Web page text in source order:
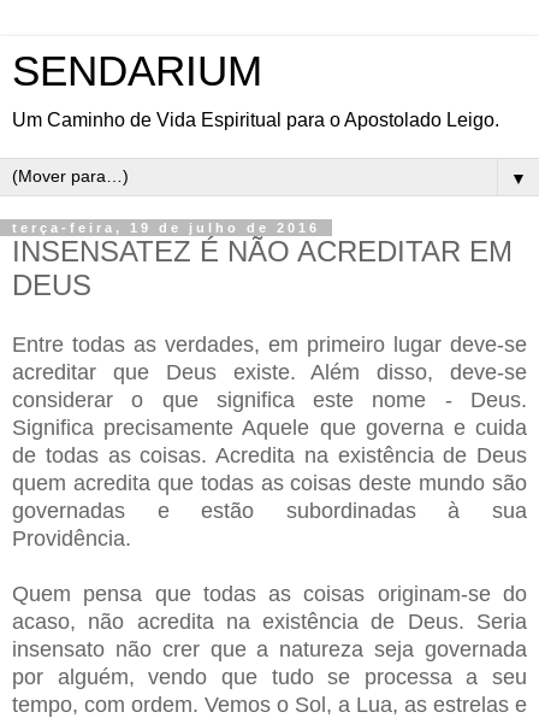
SENDARIUM
Um Caminho de Vida Espiritual para o Apostolado Leigo.
▼
terça-feira, 19 de julho de 2016
INSENSATEZ É NÃO ACREDITAR EM
DEUS
Entre todas as verdades, em primeiro lugar deve-se
acreditar que Deus existe. Além disso, deve-se
considerar o que significa este nome - Deus.
Significa precisamente Aquele que governa e cuida
de todas as coisas. Acredita na existência de Deus
quem acredita que todas as coisas deste mundo são
governadas e estão subordinadas à sua
Providência.
Quem pensa que todas as coisas originam-se do
acaso, não acredita na existência de Deus. Seria
insensato não crer que a natureza seja governada
por alguém, vendo que tudo se processa a seu
tempo, com ordem. Vemos o Sol, a Lua, as estrelas e